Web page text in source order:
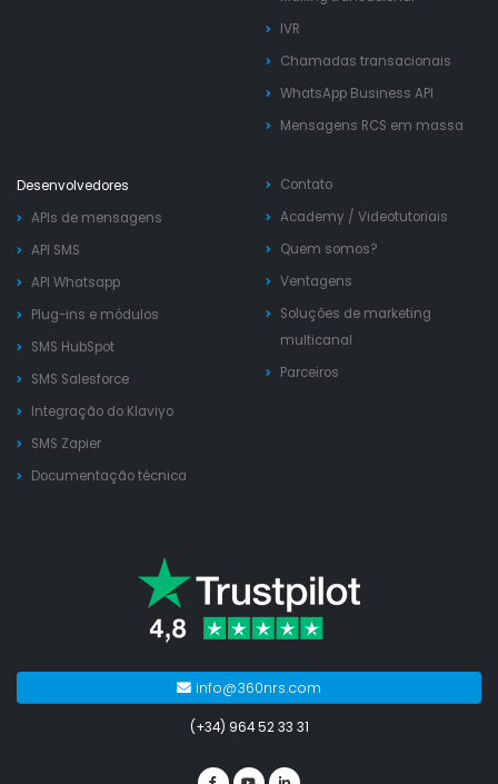
IVR
Chamadas transacionais
WhatsApp Business API
Mensagens RCS em massa
Desenvolvedores
APIs de mensagens
API SMS
API Whatsapp
Plug-ins e módulos
SMS HubSpot
SMS Salesforce
Integração do Klaviyo
SMS Zapier
Documentação técnica
Contato
Academy / Videotutoriais
Quem somos?
Ventagens
Soluções de marketing
multicanal
Parceiros
info@360nrs.com
(+34) 964 52 33 31